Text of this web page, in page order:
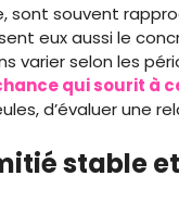
sont souvent
eux aussi le
varier selon les
qui sourit à
d’évaluer une
stable